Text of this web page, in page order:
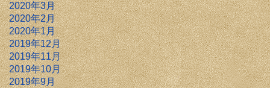
2020年3月
2020年2月
2020年1月
2019年12月
2019年11月
2019年10月
2019年9月